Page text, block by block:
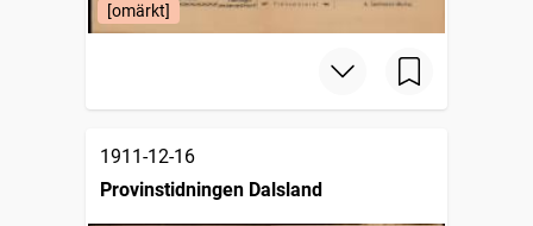
[omärkt]
1911-12-16
Provinstidningen Dalsland